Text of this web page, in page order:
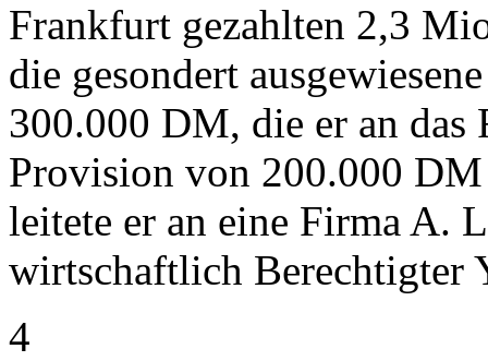
Frankfurt gezahlten 2,3
die gesondert
300.000 DM, die er an das
Provision von 200.000
leitete er an eine Firma A.
wirtschaftlich Berechtigter
4